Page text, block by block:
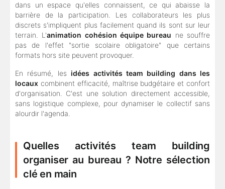
dans un espace qu'elles connaissent, ce qui abaisse la
barrière de la participation. Les collaborateurs les plus
discrets s'impliquent plus facilement quand ils sont sur leur
terrain. L'animation cohésion équipe bureau ne souffre
pas de l'effet "sortie scolaire obligatoire" que certains
formats hors site peuvent provoquer.
En résumé, les idées activités team building dans les
locaux combinent efficacité, maîtrise budgétaire et confort
d'organisation. C'est une solution directement accessible,
sans logistique complexe, pour dynamiser le collectif sans
alourdir l'agenda.
Quelles activités team building
organiser au bureau ? Notre sélection
clé en main